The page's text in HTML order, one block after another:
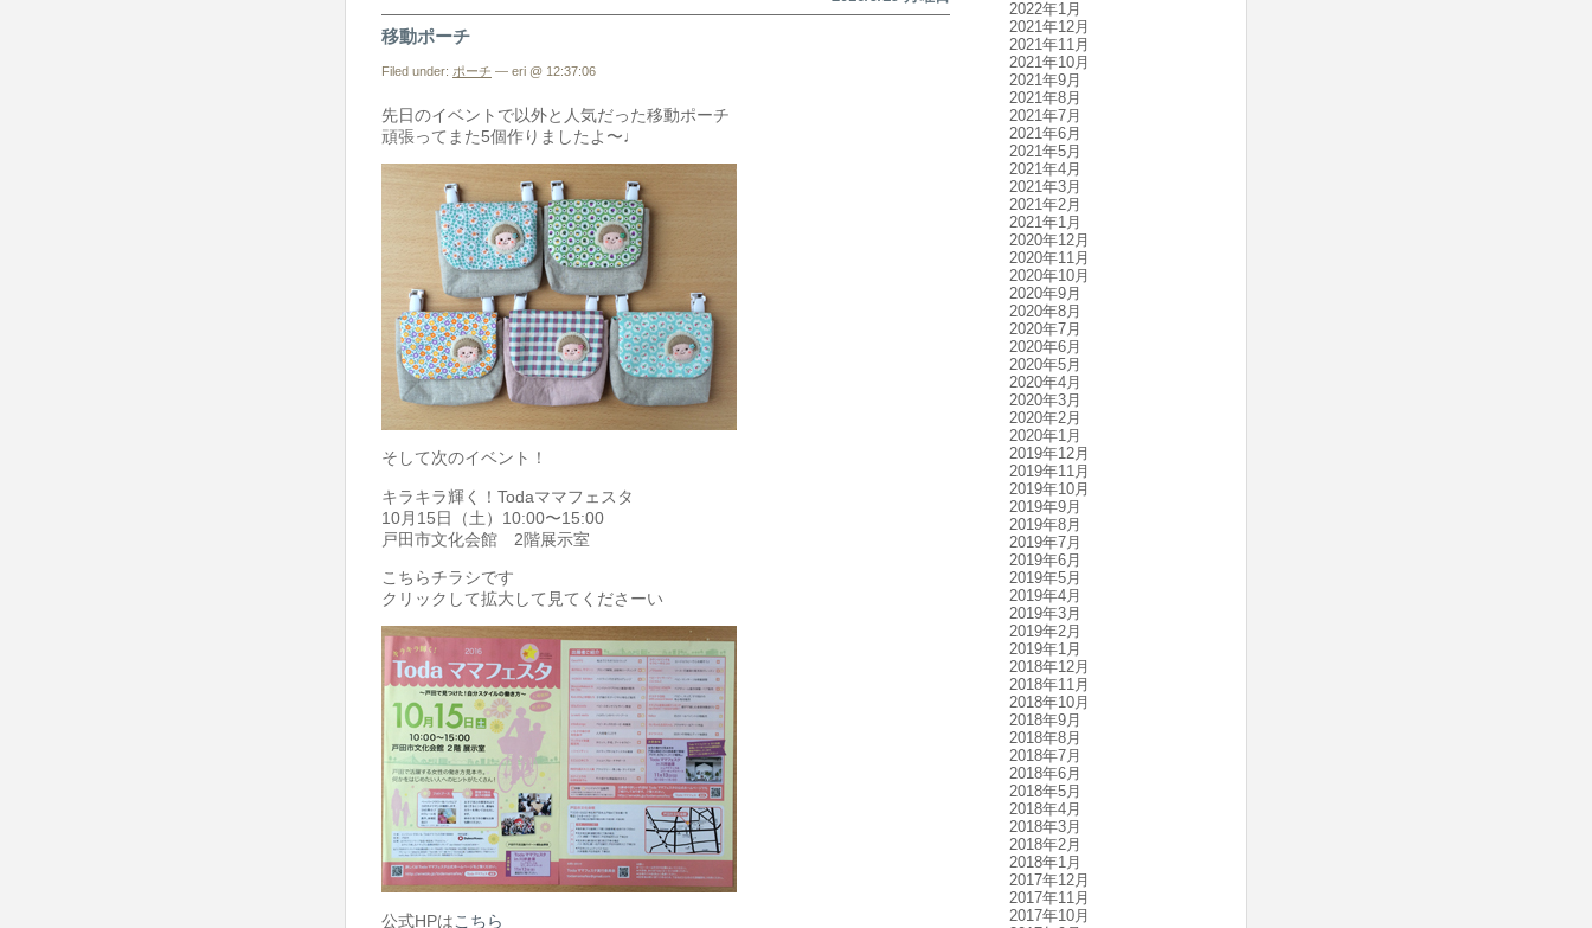
ュ
入
れ
き
フ
移動ポーチ
Filed under: ポーチ — eri @ 12:37:06
先日のイベントで以外と人気だった移動ポーチ
頑張ってまた5個作りましたよ〜♩
そして次のイベント！
キラキラ輝く！Todaママフェスタ
10月15日（土）10:00〜15:00
戸田市文化会館 2階展示室
こちらチラシです
クリックして拡大して見てくださーい
公式HPはこちら
2022年1月
2021年12月
2021年11月
2021年10月
2021年9月
2021年8月
2021年7月
2021年6月
2021年5月
2021年4月
2021年3月
2021年2月
2021年1月
2020年12月
2020年11月
2020年10月
2020年9月
2020年8月
2020年7月
2020年6月
2020年5月
2020年4月
2020年3月
2020年2月
2020年1月
2019年12月
2019年11月
2019年10月
2019年9月
2019年8月
2019年7月
2019年6月
2019年5月
2019年4月
2019年3月
2019年2月
2019年1月
2018年12月
2018年11月
2018年10月
2018年9月
2018年8月
2018年7月
2018年6月
2018年5月
2018年4月
2018年3月
2018年2月
2018年1月
2017年12月
2017年11月
2017年10月